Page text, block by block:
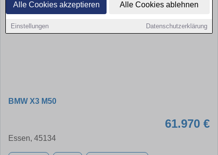
Alle Cookies akzeptieren Alle Cookies ablehnen
Einstellungen Datenschutzerklärung
BMW X3 M50
61.970 €
Essen, 45134